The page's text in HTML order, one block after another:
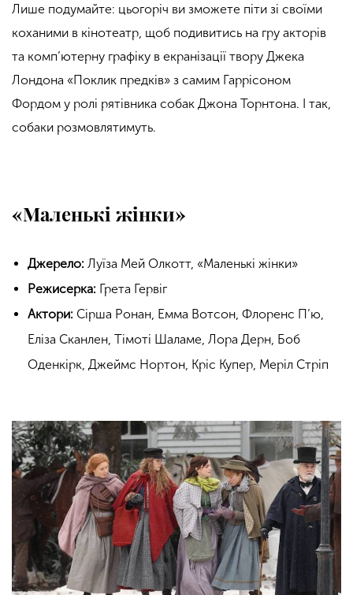
Лише подумайте: цьогоріч ви зможете піти зі своїми
коханими в кінотеатр, щоб подивитись на гру акторів
та комп’ютерну графіку в екранізації твору Джека
Лондона «Поклик предків» з самим Гаррісоном
Фордом у ролі рятівника собак Джона Торнтона. І так,
собаки розмовлятимуть.
«Маленькі жінки»
Джерело: Луїза Мей Олкотт, «Маленькі жінки»
Режисерка: Грета Гервіг
Актори: Сірша Ронан, Емма Вотсон, Флоренс П’ю,
Еліза Сканлен, Тімоті Шаламе, Лора Дерн, Боб
Оденкірк, Джеймс Нортон, Кріс Купер, Меріл Стріп